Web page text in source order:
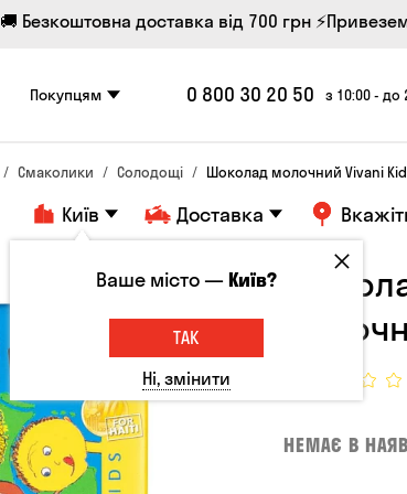
🚚 Безкоштовна доставка від 700 грн
Покупцям 0 800 30 20 50 з 10:00 - до
Смаколики Солодощі Шоколад молочний Vivani
Київ Доставка
НЕМАЄ В
Ваше місто —Київ?
ТАК
Ні, змінити